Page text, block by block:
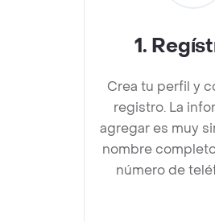
1.
Crea tu perfil y
registro. La
agregar es muy
nombre
número de